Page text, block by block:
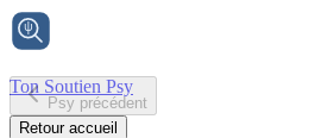
Ton Soutien Psy
Accueil
Psy précédent
Retour accueil